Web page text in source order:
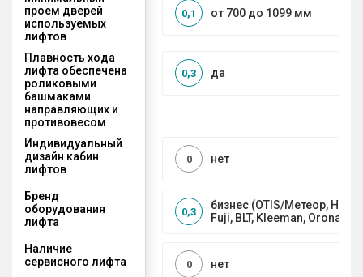
проем дверей
используемых
лифтов
от 700 до 1099 мм
0,1
Плавность хода
лифта обеспечена
роликовыми
башмаками
направляющих и
противовесом
да
0,3
Индивидуальный
дизайн кабин
лифтов
нет
0
Бренд
оборудования
лифта
бизнес (OTIS/Метеор,
Fuji, BLT, Kleeman, Orona)
0,3
Наличие
сервисного лифта
нет
0